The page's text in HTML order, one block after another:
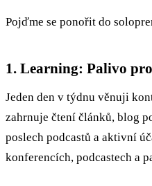
Pojďme se ponořit do
1. Learning: Palivo
Jeden den v týdnu věnuji
zahrnuje čtení článků, blog
poslech podcastů a aktivní
konferencích, podcastech a